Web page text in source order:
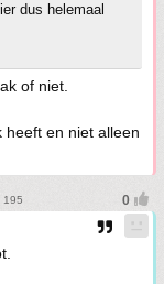
dus helemaal
of niet.
heeft en niet alleen
195